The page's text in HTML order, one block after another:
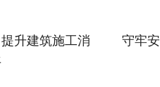
升建筑施工消
守牢